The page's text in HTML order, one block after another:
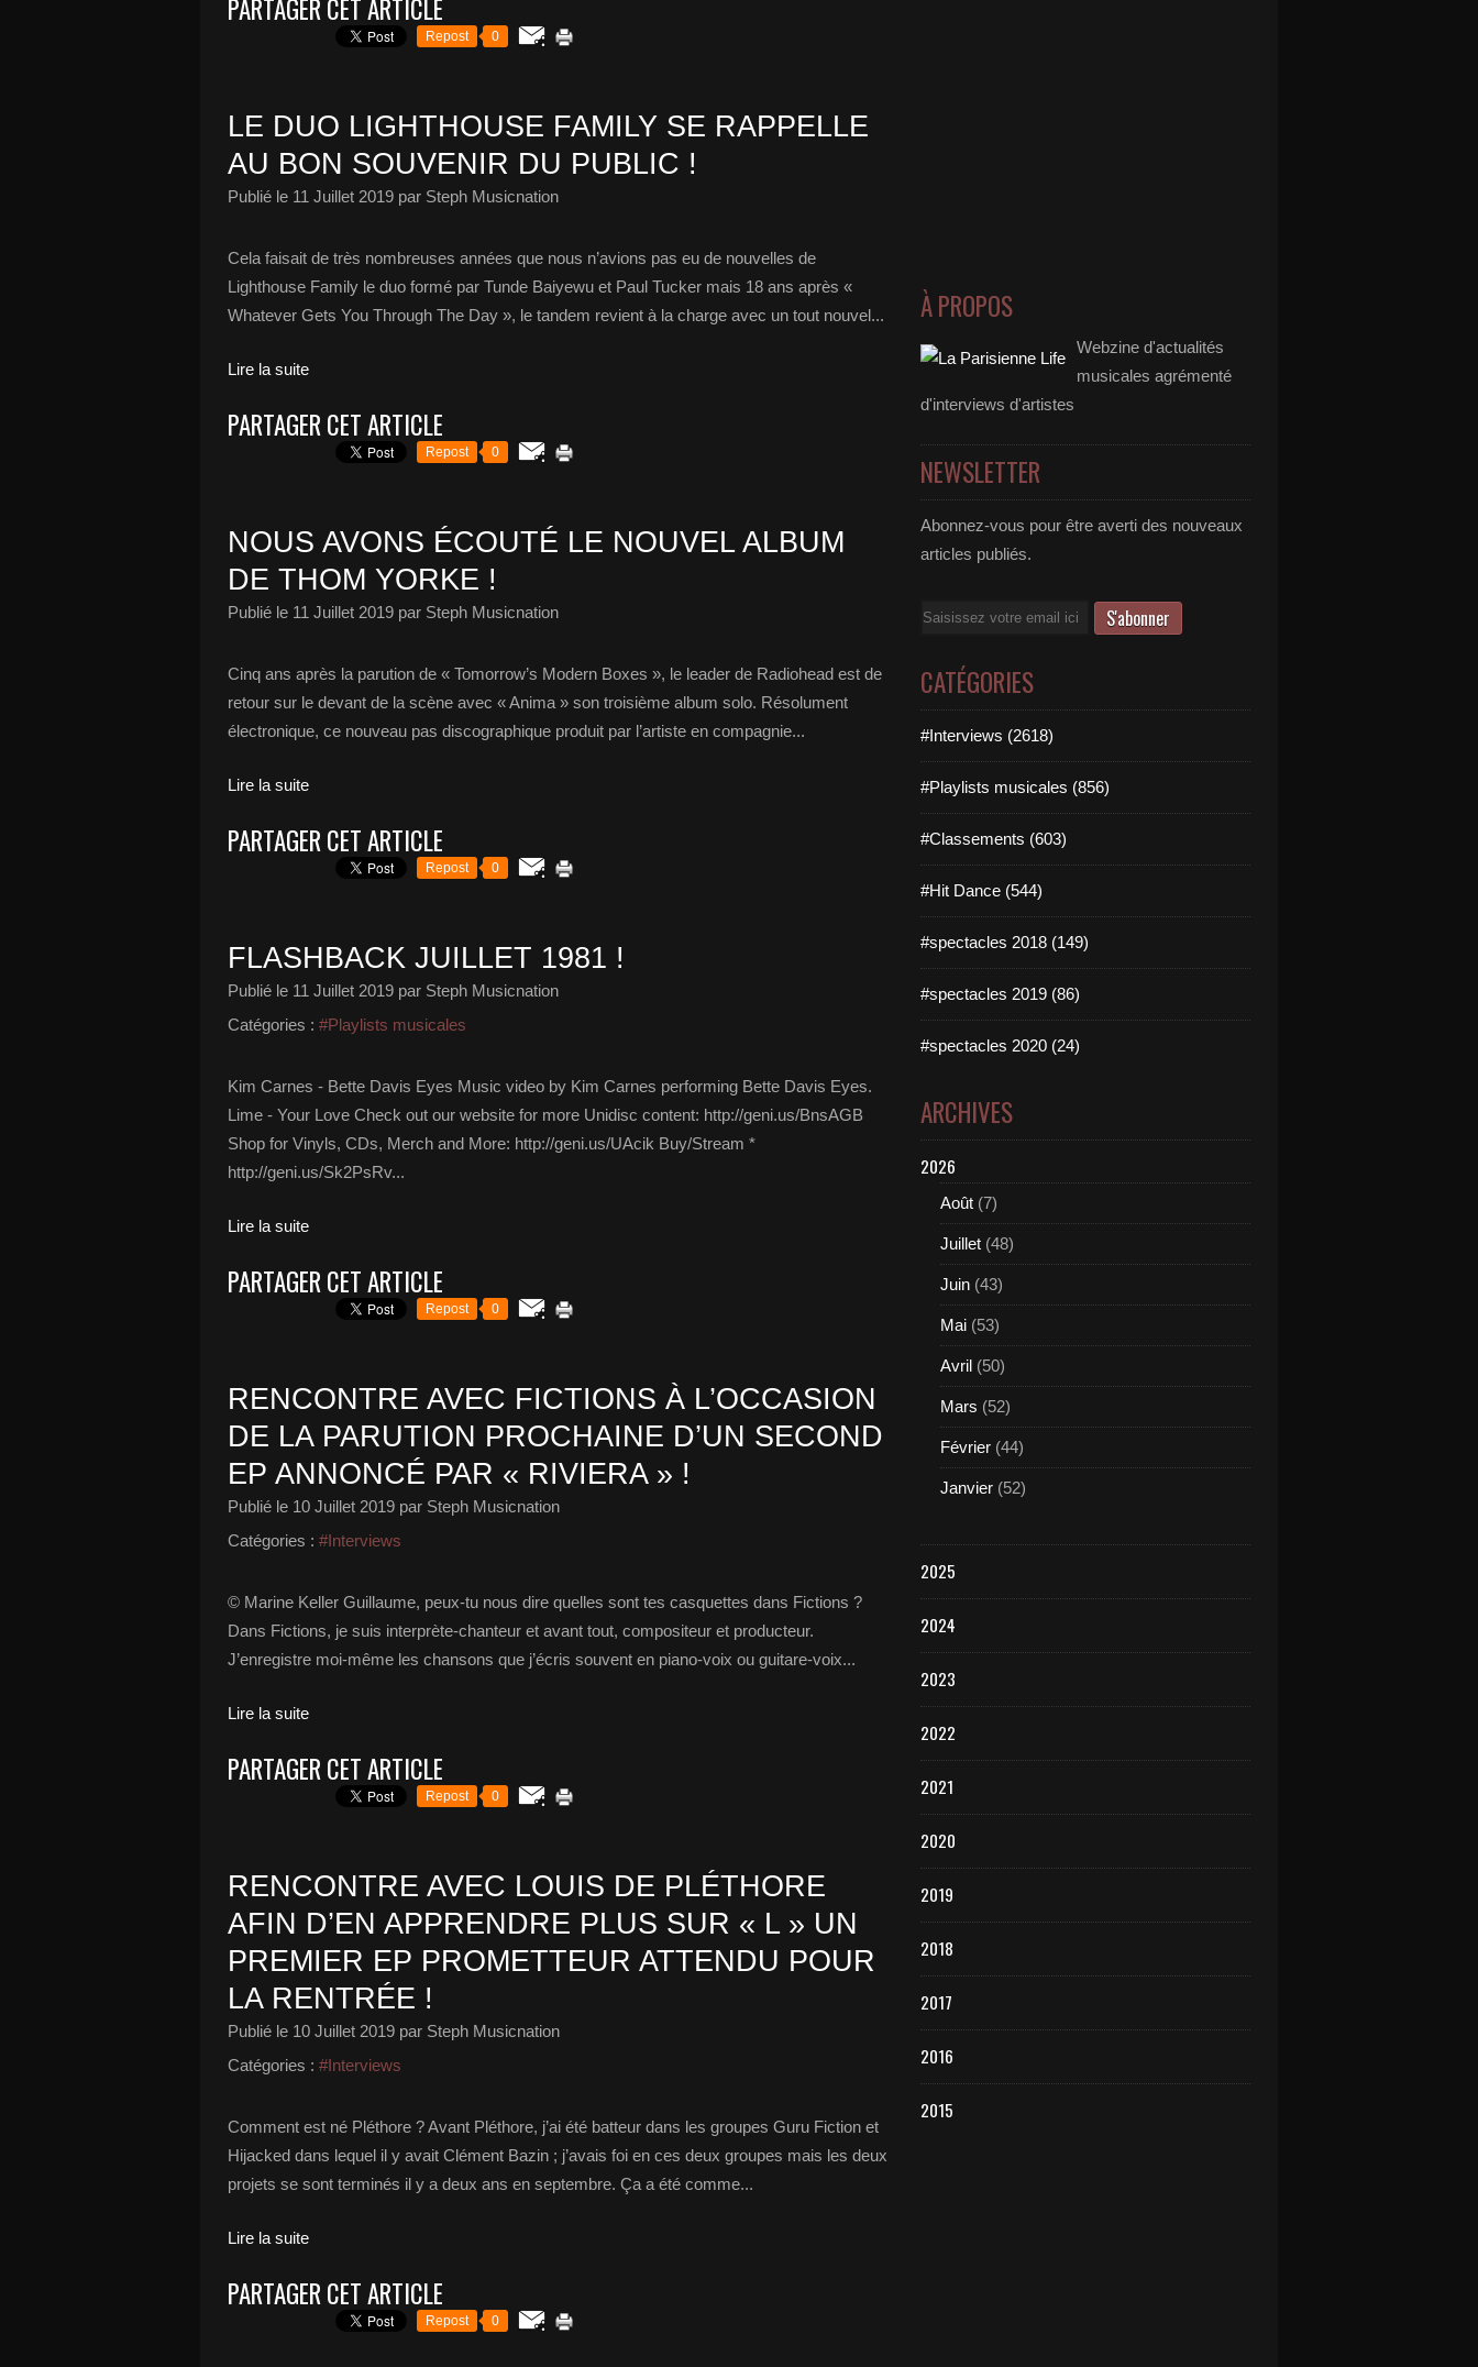
PARTAGER CET ARTICLE
Repost 0
LE DUO LIGHTHOUSE FAMILY SE RAPPELLE
AU BON SOUVENIR DU PUBLIC !
Publié le 11 Juillet 2019 par Steph Musicnation
Cela faisait de très nombreuses années que nous n’avions pas eu de nouvelles de
Lighthouse Family le duo formé par Tunde Baiyewu et Paul Tucker mais 18 ans après «
Whatever Gets You Through The Day », le tandem revient à la charge avec un tout nouvel...
Lire la suite
PARTAGER CET ARTICLE
Repost 0
NOUS AVONS ÉCOUTÉ LE NOUVEL ALBUM
DE THOM YORKE !
Publié le 11 Juillet 2019 par Steph Musicnation
Cinq ans après la parution de « Tomorrow’s Modern Boxes », le leader de Radiohead est de
retour sur le devant de la scène avec « Anima » son troisième album solo. Résolument
électronique, ce nouveau pas discographique produit par l’artiste en compagnie...
Lire la suite
PARTAGER CET ARTICLE
Repost 0
FLASHBACK JUILLET 1981 !
Publié le 11 Juillet 2019 par Steph Musicnation
Catégories : #Playlists musicales
Kim Carnes - Bette Davis Eyes Music video by Kim Carnes performing Bette Davis Eyes.
Lime - Your Love Check out our website for more Unidisc content: http://geni.us/BnsAGB
Shop for Vinyls, CDs, Merch and More: http://geni.us/UAcik Buy/Stream *
http://geni.us/Sk2PsRv...
Lire la suite
PARTAGER CET ARTICLE
Repost 0
RENCONTRE AVEC FICTIONS À L’OCCASION
DE LA PARUTION PROCHAINE D’UN SECOND
EP ANNONCÉ PAR « RIVIERA » !
Publié le 10 Juillet 2019 par Steph Musicnation
Catégories : #Interviews
© Marine Keller Guillaume, peux-tu nous dire quelles sont tes casquettes dans Fictions ?
Dans Fictions, je suis interprète-chanteur et avant tout, compositeur et producteur.
J’enregistre moi-même les chansons que j’écris souvent en piano-voix ou guitare-voix...
Lire la suite
PARTAGER CET ARTICLE
Repost 0
RENCONTRE AVEC LOUIS DE PLÉTHORE
AFIN D’EN APPRENDRE PLUS SUR « L » UN
PREMIER EP PROMETTEUR ATTENDU POUR
LA RENTRÉE !
Publié le 10 Juillet 2019 par Steph Musicnation
Catégories : #Interviews
Comment est né Pléthore ? Avant Pléthore, j’ai été batteur dans les groupes Guru Fiction et
Hijacked dans lequel il y avait Clément Bazin ; j’avais foi en ces deux groupes mais les deux
projets se sont terminés il y a deux ans en septembre. Ça a été comme...
Lire la suite
PARTAGER CET ARTICLE
Repost 0
À PROPOS
Webzine d'actualités
musicales agrémenté
d'interviews d'artistes
NEWSLETTER
Abonnez-vous pour être averti des nouveaux
articles publiés.
Email
CATÉGORIES
#Interviews (2618)
#Playlists musicales (856)
#Classements (603)
#Hit Dance (544)
#spectacles 2018 (149)
#spectacles 2019 (86)
#spectacles 2020 (24)
ARCHIVES
2026
Août (7)
Juillet (48)
Juin (43)
Mai (53)
Avril (50)
Mars (52)
Février (44)
Janvier (52)
2025
2024
2023
2022
2021
2020
2019
2018
2017
2016
2015